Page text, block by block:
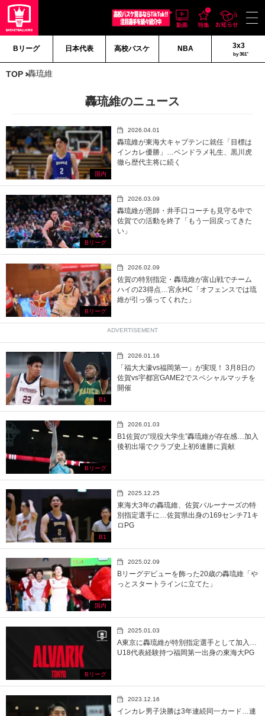
Bリーグ 日本代表 高校バスケ NBA 3x3
by 361°
TOP 轟琉維
轟琉維のニュース
国内
2026.04.01
轟琉維が東海大キャプテンに就任「目標は
インカレ優勝」…ベンドラメ礼生、黒川虎
徹ら歴代主将に続く
Bリーグ
2026.03.09
轟琉維が恩師・井手口コーチも見守る中で
佐賀での活動を終了「もう一回戻ってきた
い」
Bリーグ
2026.02.09
佐賀の特別指定・轟琉維が富山戦でチーム
ハイの23得点…宮永HC「オフェンスでは琉
維が引っ張ってくれた」
ADVERTISEMENT
B1
2026.01.16
「福大大濠vs福岡第一」が実現！ 3月8日の
佐賀vs宇都宮GAME2でスペシャルマッチを
開催
Bリーグ
2026.01.03
B1佐賀の“現役大学生”轟琉維が存在感…加入
後初出場でクラブ史上初6連勝に貢献
B1
2025.12.25
東海大3年の轟琉維、佐賀バルーナーズの特
別指定選手に…佐賀県出身の169センチ71キ
ロPG
国内
2025.02.09
Bリーグデビューを飾った20歳の轟琉維「や
っとスタートラインに立てた」
Bリーグ
2025.01.03
A東京に轟琉維が特別指定選手として加入…
U18代表経験持つ福岡第一出身の東海大PG
2023.12.16
インカレ男子決勝は3年連続同一カード…連